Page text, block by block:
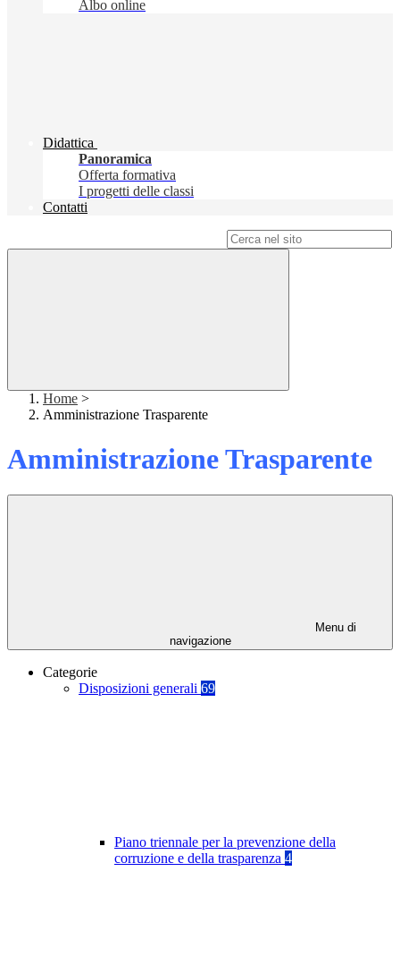
Albo online
Didattica
Panoramica
Offerta formativa
I progetti delle classi
Contatti
Home >
Amministrazione Trasparente
Amministrazione Trasparente
Menu di
navigazione
Categorie
Disposizioni generali 69
Piano triennale per la prevenzione della
corruzione e della trasparenza 4